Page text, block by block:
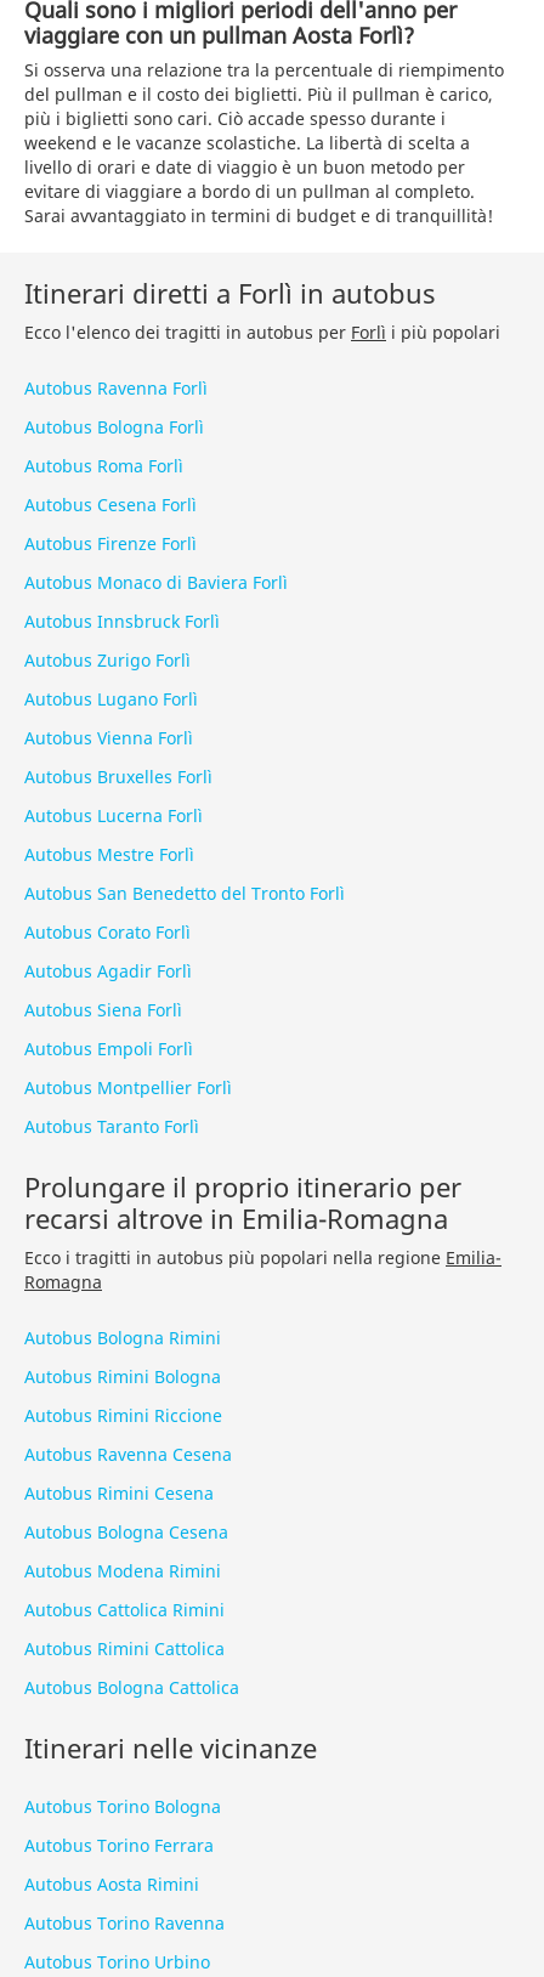
Quali sono i migliori periodi dell'anno per
viaggiare con un pullman Aosta Forlì?
Si osserva una relazione tra la percentuale di riempimento
del pullman e il costo dei biglietti. Più il pullman è carico,
più i biglietti sono cari. Ciò accade spesso durante i
weekend e le vacanze scolastiche. La libertà di scelta a
livello di orari e date di viaggio è un buon metodo per
evitare di viaggiare a bordo di un pullman al completo.
Sarai avvantaggiato in termini di budget e di tranquillità!
Itinerari diretti a Forlì in autobus
Ecco l'elenco dei tragitti in autobus per Forlì i più popolari
Autobus Ravenna Forlì
Autobus Bologna Forlì
Autobus Roma Forlì
Autobus Cesena Forlì
Autobus Firenze Forlì
Autobus Monaco di Baviera Forlì
Autobus Innsbruck Forlì
Autobus Zurigo Forlì
Autobus Lugano Forlì
Autobus Vienna Forlì
Autobus Bruxelles Forlì
Autobus Lucerna Forlì
Autobus Mestre Forlì
Autobus San Benedetto del Tronto Forlì
Autobus Corato Forlì
Autobus Agadir Forlì
Autobus Siena Forlì
Autobus Empoli Forlì
Autobus Montpellier Forlì
Autobus Taranto Forlì
Prolungare il proprio itinerario per
recarsi altrove in Emilia-Romagna
Ecco i tragitti in autobus più popolari nella regione Emilia-
Romagna
Autobus Bologna Rimini
Autobus Rimini Bologna
Autobus Rimini Riccione
Autobus Ravenna Cesena
Autobus Rimini Cesena
Autobus Bologna Cesena
Autobus Modena Rimini
Autobus Cattolica Rimini
Autobus Rimini Cattolica
Autobus Bologna Cattolica
Itinerari nelle vicinanze
Autobus Torino Bologna
Autobus Torino Ferrara
Autobus Aosta Rimini
Autobus Torino Ravenna
Autobus Torino Urbino